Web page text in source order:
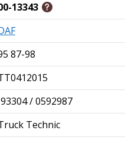
13343
87-98
/ 0592987
Technic